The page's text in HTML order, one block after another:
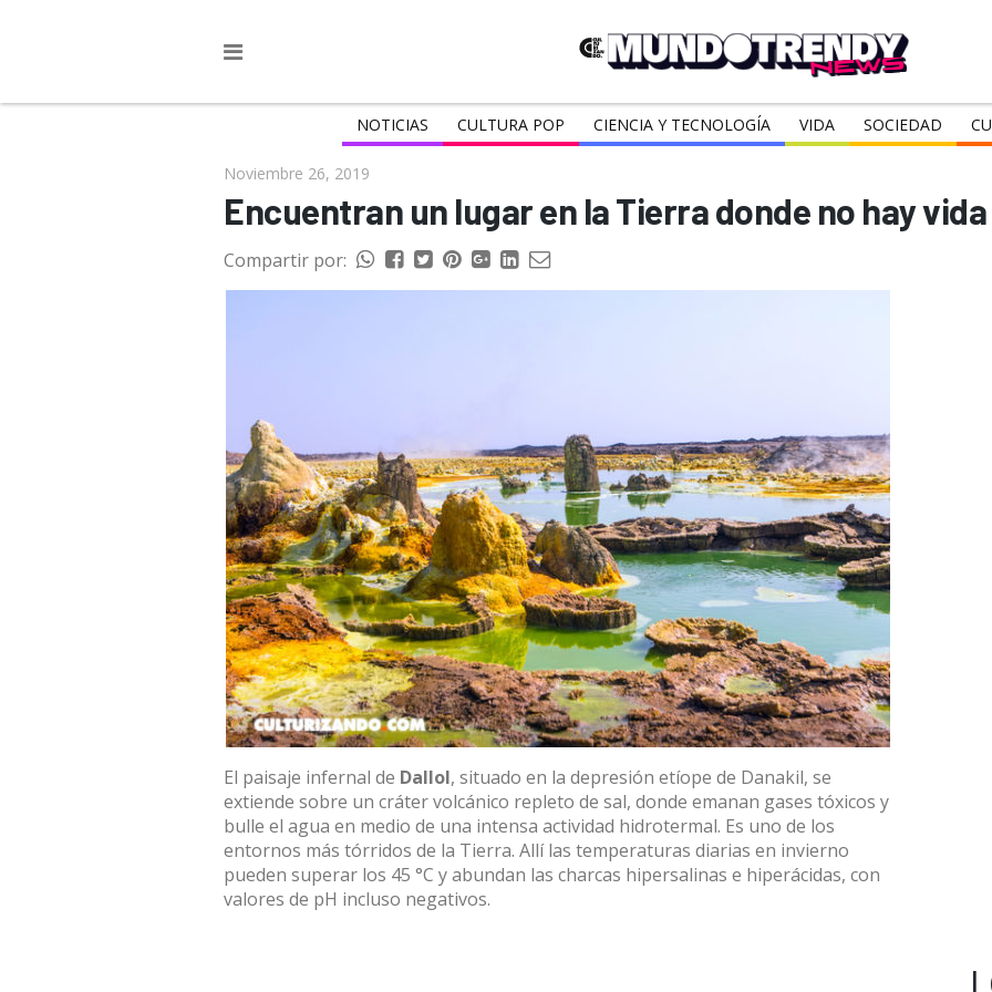
NOTICIAS CULTURA POP CIENCIA Y TECNOLOGÍA VIDA SOCIEDAD
Noviembre 26, 2019
Encuentran un lugar en la Tierra donde no hay vida
Compartir por:
El paisaje infernal de Dallol, situado en la depresión etíope de Danakil, se
extiende sobre un cráter volcánico repleto de sal, donde emanan gases tóxicos y
bulle el agua en medio de una intensa actividad hidrotermal. Es uno de los
entornos más tórridos de la Tierra. Allí las temperaturas diarias en invierno
pueden superar los 45 °C y abundan las charcas hipersalinas e hiperácidas, con
valores de pH incluso negativos.